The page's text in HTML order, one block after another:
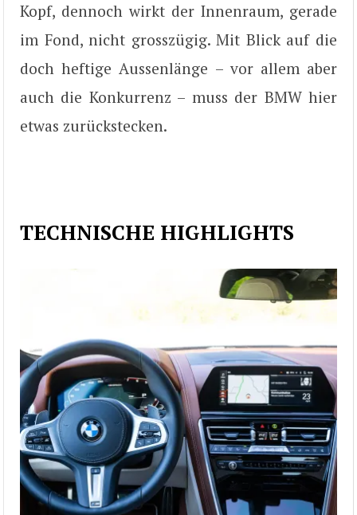
Kopf, dennoch wirkt der Innenraum, gerade
im Fond, nicht grosszügig. Mit Blick auf die
doch heftige Aussenlänge – vor allem aber
auch die Konkurrenz – muss der BMW hier
etwas zurückstecken.
TECHNISCHE HIGHLIGHTS